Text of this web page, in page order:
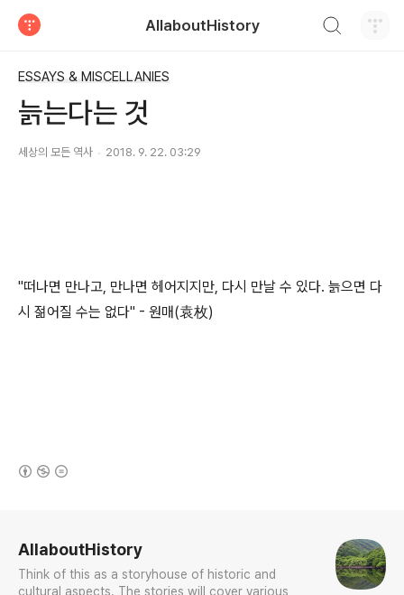
AllaboutHistory
ESSAYS & MISCELLANIES
늙는다는 것
세상의 모든 역사 2018. 9. 22. 03:29
"떠나면 만나고, 만나면 헤어지지만, 다시 만날 수 있다. 늙으면 다
시 젊어질 수는 없다" - 원매(袁枚)
AllaboutHistory
Think of this as a storyhouse of historic and
cultural aspects. The stories will cover various